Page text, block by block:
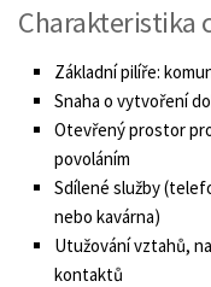
Charakteristika
Základní pilíře:
Snaha o vytvoření
Otevřený prostor
povoláním
Sdílené služby
nebo kavárna)
Utužování vztahů,
kontaktů